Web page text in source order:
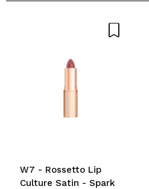
W7 - Rossetto Lip
Culture Satin - Spark